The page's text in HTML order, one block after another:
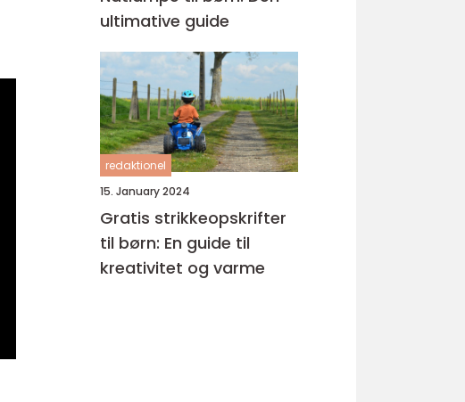
ultimative guide
redaktionel
15. January 2024
Gratis strikkeopskrifter
til børn: En guide til
kreativitet og varme